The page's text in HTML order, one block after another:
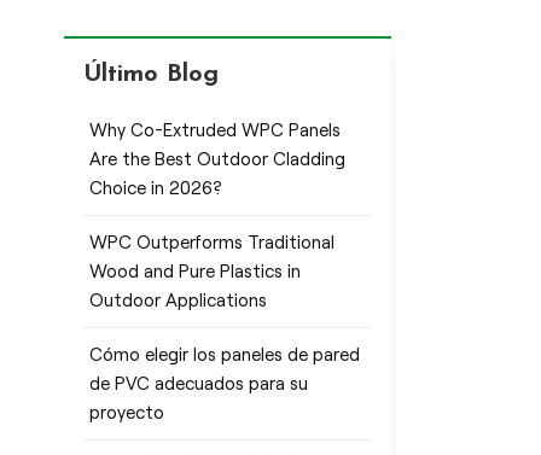
Último Blog
Why Co-Extruded WPC Panels
Are the Best Outdoor Cladding
Choice in 2026?
WPC Outperforms Traditional
Wood and Pure Plastics in
Outdoor Applications
Cómo elegir los paneles de pared
de PVC adecuados para su
proyecto